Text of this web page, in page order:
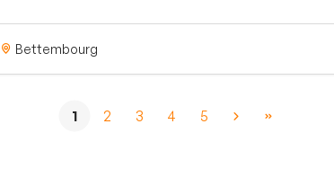
Bettembourg
1 2 3 4 5